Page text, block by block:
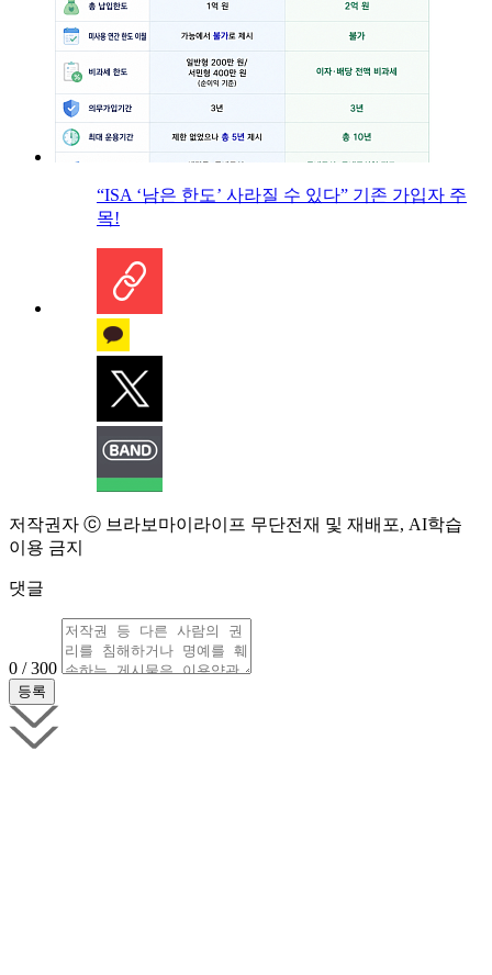
“ISA ‘남은 한도’ 사라질 수 있다” 기존 가입자 주
목!
저작권자 ⓒ 브라보마이라이프 무단전재 및 재배포, AI학습
이용 금지
댓글
0 / 300